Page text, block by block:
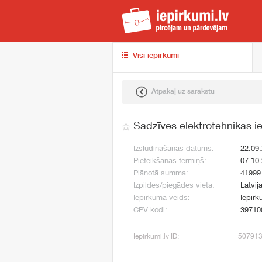
Visi iepirkumi
Atpakaļ uz sarakstu
Sadzīves elektrotehnikas
Izsludināšanas datums:
Pieteikšanās termiņš:
Plānotā summa:
Izpildes/piegādes vieta:
Iepirkuma veids:
CPV kodi:
Iepirkumi.lv ID: